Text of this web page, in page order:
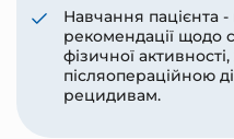
Навчання пацієнта -
рекомендації щодо
фізичної
післяопераційною
рецидивам.